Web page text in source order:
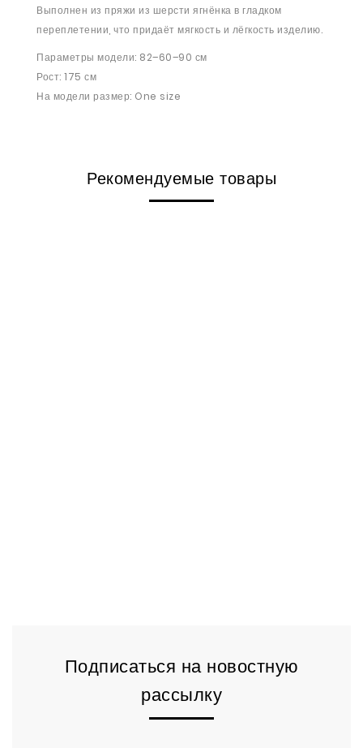
Выполнен из пряжи из шерсти ягнёнка в гладком
переплетении, что придаёт мягкость и лёгкость изделию.
Параметры модели: 82–60–90 см
Рост: 175 см
На модели размер: One size
Рекомендуемые товары
Подписаться на новостную
рассылку